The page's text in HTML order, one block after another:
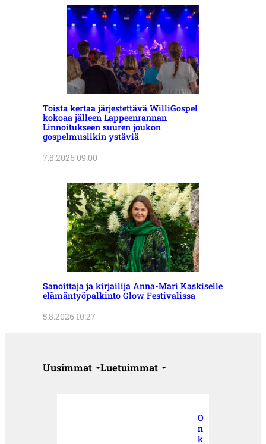
Toista kertaa järjestettävä WilliGospel
kokoaa jälleen Lappeenrannan
Linnoitukseen suuren joukon
gospelmusiikin ystäviä
7.8.2026 09:00
Sanoittaja ja kirjailija Anna-Mari Kaskiselle
elämäntyöpalkinto Glow Festivalissa
5.8.2026 10:27
Uusimmat Luetuimmat
O
n
k